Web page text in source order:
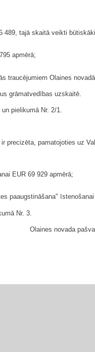
489, tajā skaitā veikti
apmērā;
traucējumiem Olaines
grāmatvedības uzskaitē.
pielikumā Nr. 2/1.
precizēta, pamatojoties uz
EUR 69 929 apmērā;
paaugstināšana"
Nr. 3.
Olaines novada